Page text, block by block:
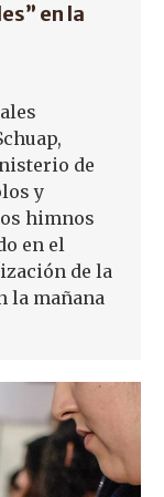
en la
de
y
himnos
en el
de la
la mañana